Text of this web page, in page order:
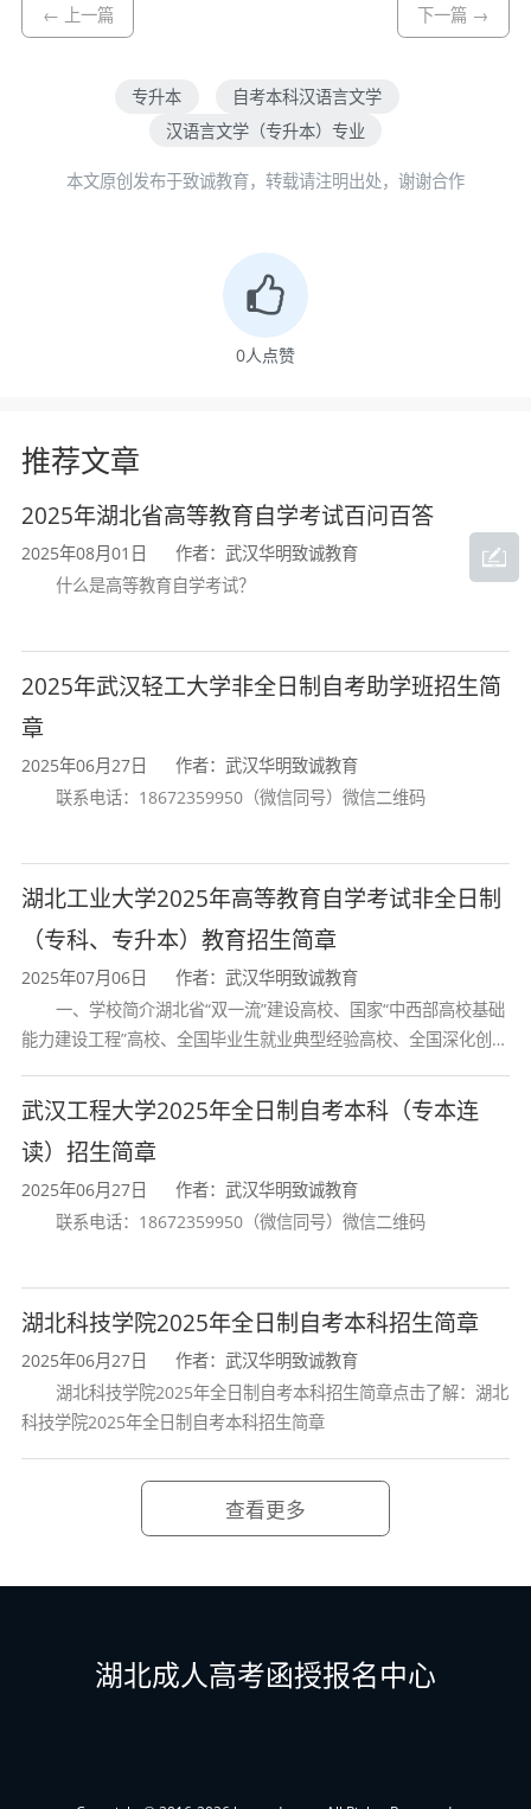
体、美、劳全面发展，具有较高的科学文化
素养、职业道德水准、创新创业能力和社会
责任感，适应社会和经济发展需要，具有扎
的基本理论、基本知识，具有较强的审美能
力和中文表达能力，具有初步的中国语言文
语言文学运用相关工作的应用型人才。
本专业要求掌握汉语言文学的基本理论
和基本知识，具有较强的写作能力和表达能
综合运用所学知识进行社会实践的应用能
力。主要包括：
1.掌握汉语言文学学科的基本知识、基
2.具备较强的写作能力和口头表达能
力；
3.具备宽阔的文化视野，对当代文学研
究前沿动态、新型文学形态，能运用学科专
决问题；
4.有较强的专业学习拓展能力和创新意
识，善于运用新媒体技术及工具，进行网络
新型文学实践的能力；
5.熟悉国家在汉语言文字和文学创作、
文化传播以及语文教育等方面的政策和法
规。
专业名称：汉语言文学专业（专升本）
15040 习近平新时代中国特色社会主义思想概论
← 上一篇 下一篇 →
专升本
自考本科汉语言文学
汉语言文学（专升本）专业
本文原创发布于致诚教育，转载请注明出处，谢谢合作
0人点赞
推荐文章
2025年湖北省高等教育自学考试百问百答
2025年08月01日
作者：武汉华明致诚教育
什么是高等教育自学考试？
2025年武汉轻工大学非全日制自考助学班招生简
章
2025年06月27日
作者：武汉华明致诚教育
联系电话：18672359950（微信同号）微信二维码
湖北工业大学2025年高等教育自学考试非全日制
（专科、专升本）教育招生简章
2025年07月06日
作者：武汉华明致诚教育
一、学校简介湖北省“双一流”建设高校、国家“中西部高校基础
能力建设工程”高校、全国毕业生就业典型经验高校、全国深化创新
员职务科技成果所有权或
武汉工程大学2025年全日制自考本科（专本连
读）招生简章
2025年06月27日
作者：武汉华明致诚教育
联系电话：18672359950（微信同号）微信二维码
湖北科技学院2025年全日制自考本科招生简章
2025年06月27日
作者：武汉华明致诚教育
湖北科技学院2025年全日制自考本科招生简章点击了解：湖北
科技学院2025年全日制自考本科招生简章
查看更多
湖北成人高考函授报名中心